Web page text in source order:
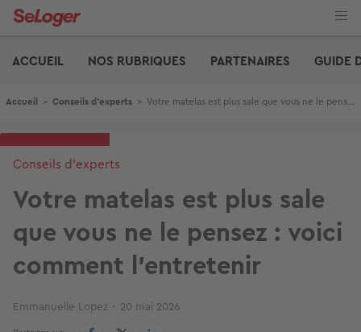
Aller
ACCUEIL
NOS RUBRIQUES PARTENAIRES GUIDE
Fil d'Ariane
Accueil > Conseils d'experts > Votre matelas est plus sale que vous ne le pensez : voici comment l'entretenir
Conseils d'experts
Votre matelas est plus sale
que vous ne le pensez : voici
comment l'entretenir
Emmanuelle Lopez 20 mai 2026